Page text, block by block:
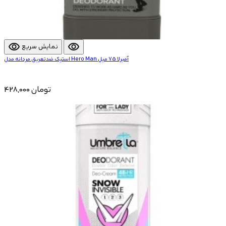
visibility نمایش سریع visibility
استیک ضدتعریق مردانه مدل Hero Man آمبرلا 75 میل
428,000 تومان